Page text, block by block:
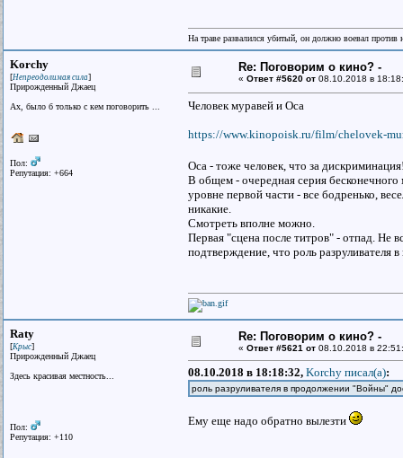
На траве развалился убитый, он должно воевал
Korchy
[Непреодолимая сила]
Прирожденный Джаец
Ах, было б только с кем поговорить ...
Пол:
Репутация: +664
Re: Поговорим о кино? -
« Ответ #5620 от 08.10.2018 в
Человек муравей и Оса
https://www.kinopoisk.ru/film/chelovek-
Оса - тоже человек, что за
В общем - очередная серия
уровне первой части - все бодренько,
никакие.
Смотреть вполне можно.
Первая "сцена после титров" - отпад. Не
подтверждение, что роль
Raty
[Крыс]
Прирожденный Джаец
Здесь красивая местность...
Пол:
Репутация: +110
Re: Поговорим о кино? -
« Ответ #5621 от 08.10.2018 в
08.10.2018 в 18:18:32, Korchy писал(a):
роль разруливателя в продолжении "Войны"
Ему еще надо обратно вылезти